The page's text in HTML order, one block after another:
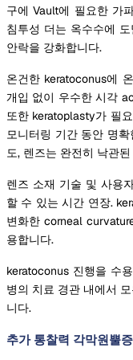
구에 Vault에 필요한 가
침투성 더는 옥수수에
안락을 강화합니다.
온건한 keratoconus에
개입 없이 우수한 시각
또한 keratoplasty가 필
모니터링 기간 동안 명
도, 렌즈는 완전히 낙관
렌즈 소재 기술 및 사용
할 수 있는 시간 연장.
변화한 corneal
용합니다.
keratoconus 진행을 수
병의 치료 경관 내에서
니다.
추가 통찰력 각막원뿔